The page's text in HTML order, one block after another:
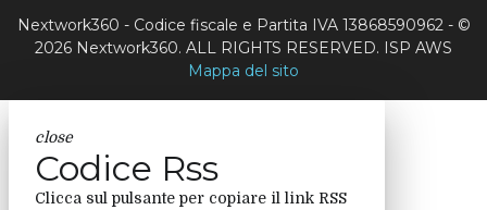
Nextwork360 - Codice fiscale e Partita IVA 13868590962 - ©
2026 Nextwork360. ALL RIGHTS RESERVED. ISP AWS
Mappa del sito
close
Codice Rss
Clicca sul pulsante per copiare il link RSS